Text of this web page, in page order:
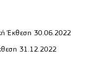
Έκθεση 30.06.2022
31.12.2022